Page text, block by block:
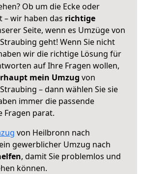
Ob um die Ecke oder
wir haben das richtige
Seite, wenn es Umzüge von
geht! Wenn Sie nicht
wir die richtige Lösung für
auf Ihre Fragen wollen,
mein Umzug von
– dann wählen Sie sie
immer die passende
Fragen parat.
von Heilbronn nach
gewerblicher Umzug nach
, damit Sie problemlos und
können.